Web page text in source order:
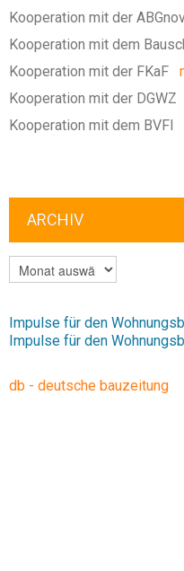
Kooperation mit der
Kooperation mit dem
Kooperation mit der FKaF
Kooperation mit der DGWZ
Kooperation mit dem BVFI
ARCHIV
ARCHIV
Impulse für den
Impulse für den
db - deutsche bauzeitung